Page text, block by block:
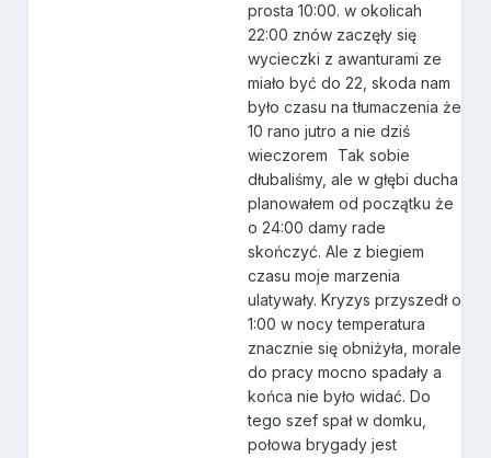
prosta 10:00. w okolicah
22:00 znów zaczęły się
wycieczki z awanturami ze
miało być do 22, skoda nam
było czasu na tłumaczenia że
10 rano jutro a nie dziś
wieczorem
Tak sobie
dłubaliśmy, ale w głębi ducha
planowałem od początku że
o 24:00 damy rade
skończyć. Ale z biegiem
czasu moje marzenia
ulatywały. Kryzys przyszedł o
1:00 w nocy temperatura
znacznie się obniżyła, morale
do pracy mocno spadały a
końca nie było widać. Do
tego szef spał w domku,
połowa brygady jest